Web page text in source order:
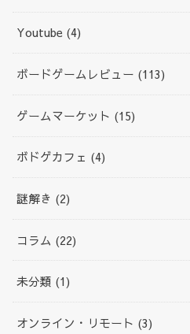
Youtube (4)
ボードゲームレビュー (113)
ゲームマーケット (15)
ボドゲカフェ (4)
謎解き (2)
コラム (22)
未分類 (1)
オンライン・リモート (3)